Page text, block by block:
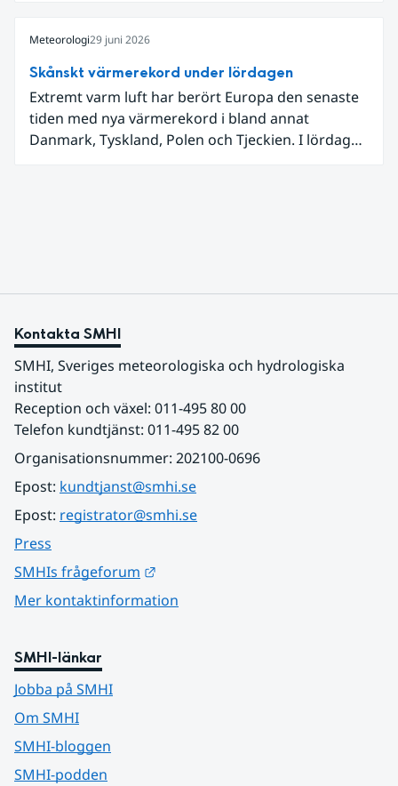
Meteorologi29 juni 2026
Skånskt värmerekord under lördagen
Extremt varm luft har berört Europa den senaste
tiden med nya värmerekord i bland annat
Danmark, Tyskland, Polen och Tjeckien. I lördags
Kontakta SMHI
SMHI, Sveriges meteorologiska och hydrologiska
institut
Reception och växel: 011-495 80 00
Telefon kundtjänst: 011-495 82 00
Organisationsnummer: 202100-0696
Epost: kundtjanst@smhi.se
Epost: registrator@smhi.se
Press
SMHIs frågeforum
Mer kontaktinformation
SMHI-länkar
Jobba på SMHI
Om SMHI
SMHI-bloggen
SMHI-podden